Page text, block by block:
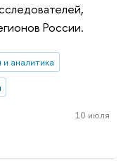
России.
аналитика
10 июля